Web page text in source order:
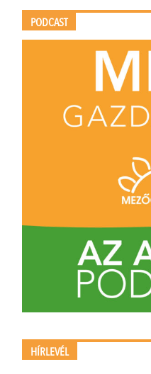
PODCAST
HÍRLEVÉL